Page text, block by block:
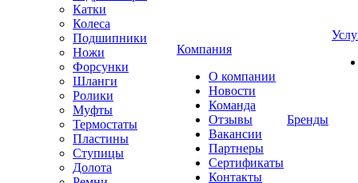
Катки
Колеса
Подшипники
Ножи
Форсунки
Шланги
Ролики
Муфты
Термостаты
Пластины
Ступицы
Долота
Компания
О компании
Новости
Команда
Отзывы
Вакансии
Партнеры
Сертификаты
Контакты
Бренды